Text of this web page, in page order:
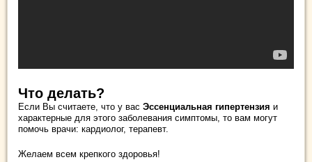
Что делать?
Если Вы считаете, что у вас Эссенциальная гипертензия и
характерные для этого заболевания симптомы, то вам могут
помочь врачи: кардиолог, терапевт.
Желаем всем крепкого здоровья!